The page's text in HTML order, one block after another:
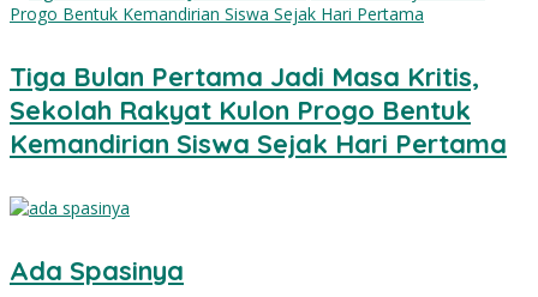
Tiga Bulan Pertama Jadi Masa Kritis,
Sekolah Rakyat Kulon Progo Bentuk
Kemandirian Siswa Sejak Hari Pertama
Ada Spasinya